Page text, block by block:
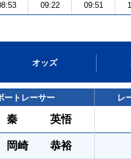
09:22 09:51
オッズ
ートレーサー レ
秦 英悟
岡崎 恭裕